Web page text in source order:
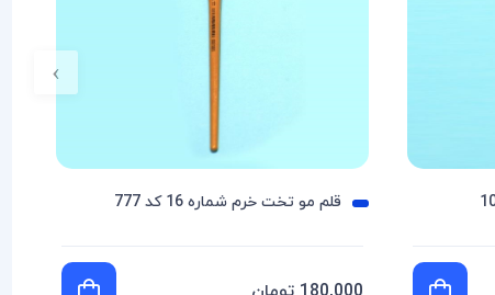
قلم مو تخت خرم شماره 16 کد 777
›